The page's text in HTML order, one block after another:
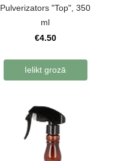
Pulverizators "Top", 350
ml
€4.50
Ielikt grozā